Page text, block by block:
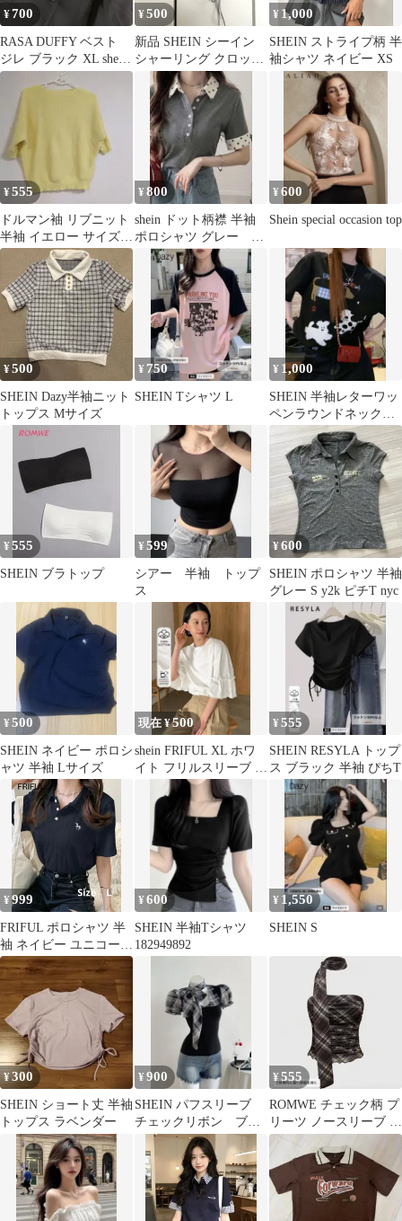
¥700
RASA DUFFY ベスト
ジレ ブラック XL shein
黒 未使用
¥500
新品 SHEIN シーイン
シャーリング クロップ
ド丈 半袖Tシャツ グレ
¥ 1,000
SHEIN ストライプ柄 半
袖シャツ ネイビー XS
¥555
ドルマン袖 リブニット
半袖 イエロー サイズは
M～L
¥800
shein ドット柄襟 半袖
ポロシャツ グレー S
サイズ
¥600
Shein special occasion top
¥500
SHEIN Dazy半袖ニット
トップス Mサイズ
¥ 750
SHEIN Tシャツ L
¥ 1,000
SHEIN 半袖レターワッ
ペンラウンドネックカ
ジュアルTシャツ 黒
ブラック
¥555
SHEIN ブラトップ
¥599
シアー 半袖 トップ
ス
¥ 600
SHEIN ポロシャツ 半袖
グレー S y2k ピチT nyc
¥500
SHEIN ネイビー ポロシ
ャツ 半袖 Lサイズ
現在 ¥500
shein FRIFUL XL ホワ
イト フリルスリーブ T
シャツ カットソー
¥555
SHEIN RESYLA トップ
ス ブラック 半袖 ぴちT
¥999
FRIFUL ポロシャツ 半
袖 ネイビー ユニコーン
刺繍 L
¥600
SHEIN 半袖Tシャツ
182949892
¥ 1,550
SHEIN S
¥300
SHEIN ショート丈 半袖
トップス ラベンダー
¥900
SHEIN パフスリーブ
チェックリボン ブラ
ウス L
¥555
ROMWE チェック柄 プ
リーツ ノースリーブ タ
ンクトップ チューブト
ップ